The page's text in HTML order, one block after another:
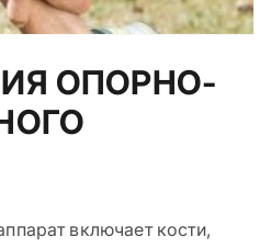
ОПОРНО-
включает кости,